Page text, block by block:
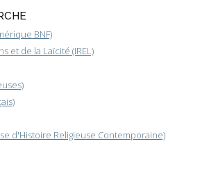
BNF)
et de la Laïcité (IREL)
d'Histoire Religieuse Contemporaine)